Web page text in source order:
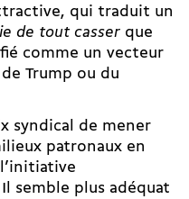
qui traduit un
de tout casser que
comme un vecteur
Trump ou du
syndical de mener
patronaux en
semble plus adéquat